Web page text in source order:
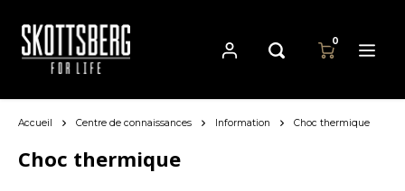
Hoofdmenu / casseroles
Casseroles
Hoofdmenu
Hoofdmenu
0
Accueil Centre de connaissances Information Choc thermique
Choc thermique